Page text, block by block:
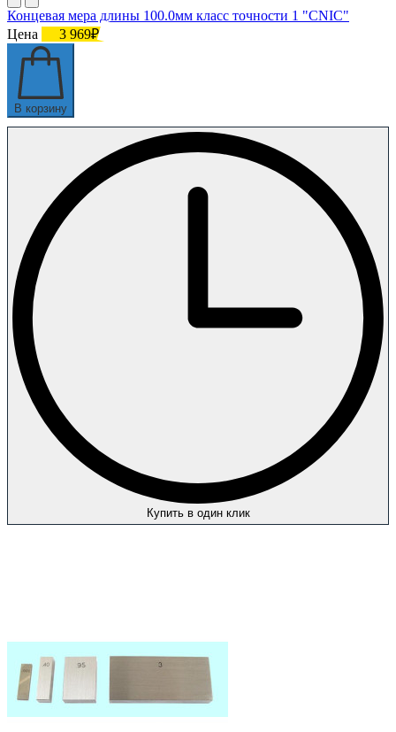
Концевая мера длины 100.0мм класс точности 1 "CNIC"
Цена
3 969₽
В корзину
Купить в один клик